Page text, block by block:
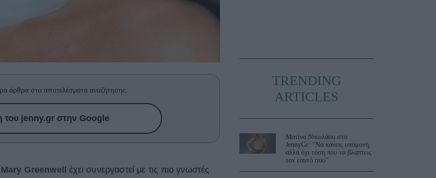
άρθρα στα αποτελέσματα αναζήτησης.
του jenny.gr στην Google
Mary Greenwell
έχει συνεργαστεί με τις πιο γνωστές
TRENDING
ARTICLES
Ματίνα Νικολάου στο
JennyGr: “Να κάνεις υπομονή,
αλλά όχι τόση που να βλάπτεις
τον εαυτό σου”